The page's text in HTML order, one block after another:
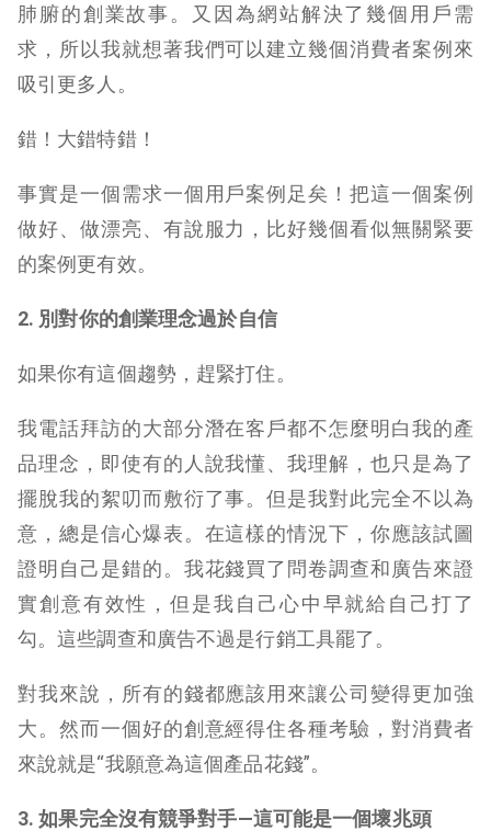
肺腑的創業故事。又因為網站解決了幾個用戶需
求，所以我就想著我們可以建立幾個消費者案例來
吸引更多人。
錯！大錯特錯！
事實是一個需求一個用戶案例足矣！把這一個案例
做好、做漂亮、有說服力，比好幾個看似無關緊要
的案例更有效。
2. 別對你的創業理念過於自信
如果你有這個趨勢，趕緊打住。
我電話拜訪的大部分潛在客戶都不怎麼明白我的產
品理念，即使有的人說我懂、我理解，也只是為了
擺脫我的絮叨而敷衍了事。但是我對此完全不以為
意，總是信心爆表。在這樣的情況下，你應該試圖
證明自己是錯的。我花錢買了問卷調查和廣告來證
實創意有效性，但是我自己心中早就給自己打了
勾。這些調查和廣告不過是行銷工具罷了。
對我來說，所有的錢都應該用來讓公司變得更加強
大。然而一個好的創意經得住各種考驗，對消費者
來說就是“我願意為這個產品花錢”。
3. 如果完全沒有競爭對手—這可能是一個壞兆頭